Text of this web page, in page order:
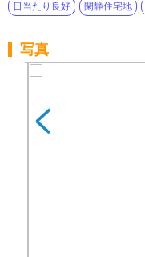
日当たり良好 閑静住宅地
写真